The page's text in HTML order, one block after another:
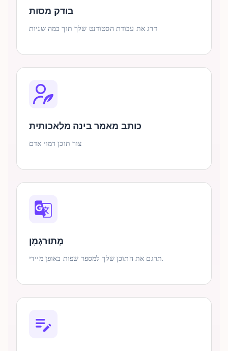
בודק מסות
דרג את עבודת הסטודנט שלך תוך כמה שניות
כותב מאמר בינה מלאכותית
צור תוכן דמוי אדם
מְתוּרגְמָן
תרגם את התוכן שלך למספר שפות באופן מיידי.